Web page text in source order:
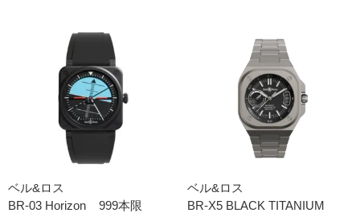
ベル&ロス
BR-03 Horizon 999本限
ベル&ロス
BR-X5 BLACK TITANIUM